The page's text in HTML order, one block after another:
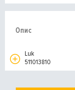
Опис
Luk
511013810